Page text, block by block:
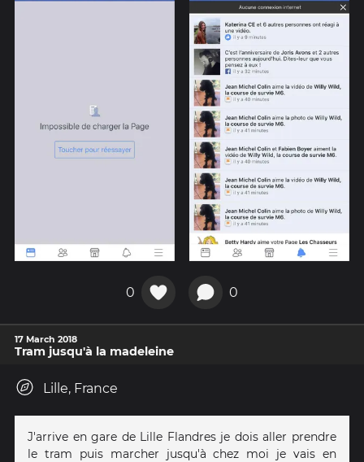
0 0
17 March 2018
Tram jusqu'à la madeleine
Lille, France
J'arrive en gare de Lille Flandres je dois aller prendre
le tram puis marcher jusqu'à chez moi je vais en